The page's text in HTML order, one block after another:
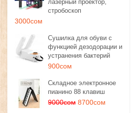
лазерный проектор,
стробоскоп
3000сом
Сушилка для обуви с
функцией дезодорации и
устранения бактерий
900сом
Складное электронное
пианино 88 клавиш
9000сом 8700сом